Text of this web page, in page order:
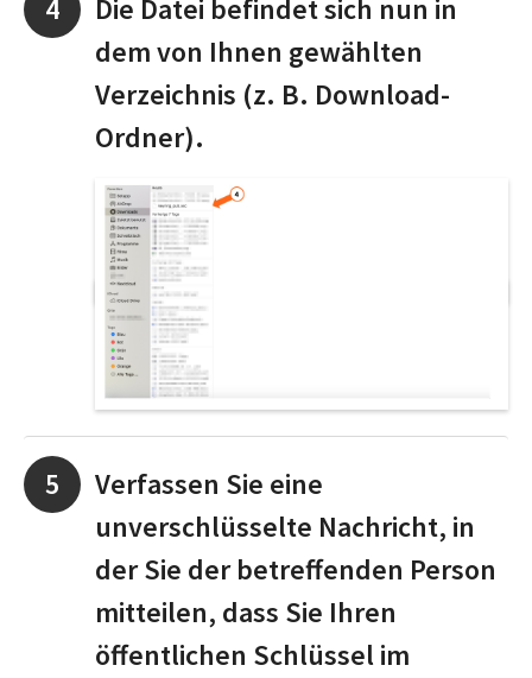
Die Datei befindet sich nun in
dem von Ihnen gewählten
Verzeichnis (z. B. Download-
Ordner).
Verfassen Sie eine
unverschlüsselte Nachricht, in
der Sie der betreffenden Person
mitteilen, dass Sie Ihren
öffentlichen Schlüssel im